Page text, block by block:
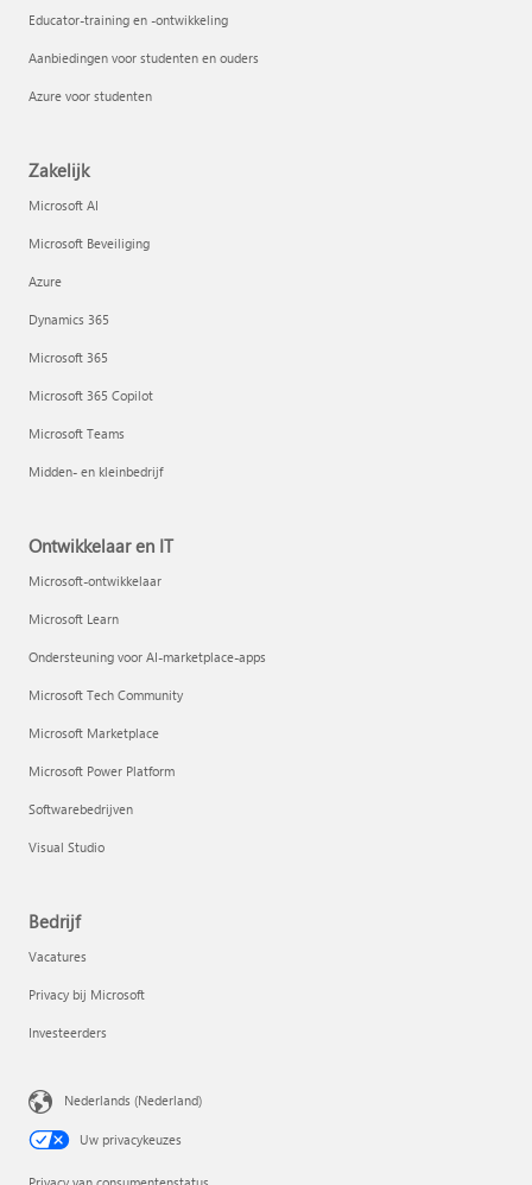
Educator-training en -ontwikkeling
Aanbiedingen voor studenten en ouders
Azure voor studenten
Zakelijk
Microsoft AI
Microsoft Beveiliging
Azure
Dynamics 365
Microsoft 365
Microsoft 365 Copilot
Microsoft Teams
Midden- en kleinbedrijf
Ontwikkelaar en IT
Microsoft-ontwikkelaar
Microsoft Learn
Ondersteuning voor AI-marketplace-apps
Microsoft Tech Community
Microsoft Marketplace
Microsoft Power Platform
Softwarebedrijven
Visual Studio
Bedrijf
Vacatures
Privacy bij Microsoft
Investeerders
Nederlands (Nederland)
Uw privacykeuzes